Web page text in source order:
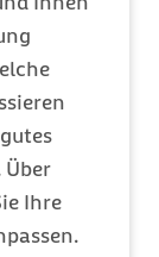
Über
Ihre